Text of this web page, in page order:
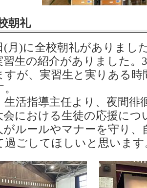
朝礼
(月)に全校朝礼がありまし
習生の紹介がありました。
すが、実習生と実りある
生活指導主任より、夜間徘
会における生徒の応援に
がルールやマナーを守り
過ごしてほしいと思います